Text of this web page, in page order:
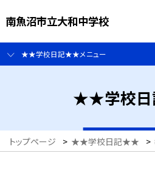
南魚沼市立大和中学校
★★学校日記★★メニュー
★★学校
トップページ > ★★学校日記★★ >